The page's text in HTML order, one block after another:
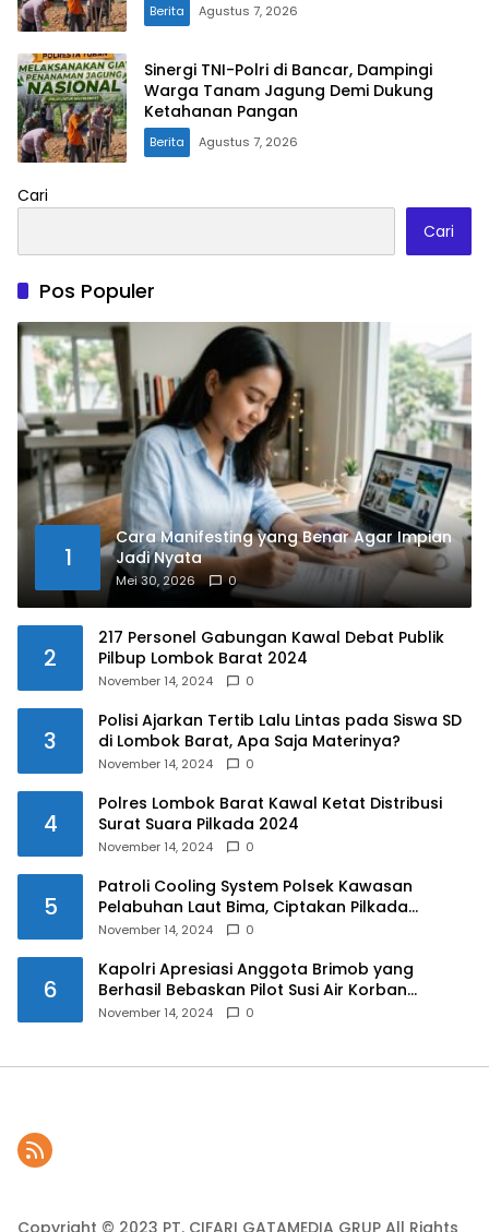
Berita Agustus 7, 2026
Sinergi TNI-Polri di Bancar, Dampingi
Warga Tanam Jagung Demi Dukung
Ketahanan Pangan
Berita Agustus 7, 2026
Cari
Cari
Pos Populer
1
Cara Manifesting yang Benar Agar Impian
Jadi Nyata
Mei 30, 2026 0
2
217 Personel Gabungan Kawal Debat Publik
Pilbup Lombok Barat 2024
November 14, 2024 0
3
Polisi Ajarkan Tertib Lalu Lintas pada Siswa SD
di Lombok Barat, Apa Saja Materinya?
November 14, 2024 0
4
Polres Lombok Barat Kawal Ketat Distribusi
Surat Suara Pilkada 2024
November 14, 2024 0
5
Patroli Cooling System Polsek Kawasan
Pelabuhan Laut Bima, Ciptakan Pilkada
Serentak 2024 yang Aman dan Damai
November 14, 2024 0
6
Kapolri Apresiasi Anggota Brimob yang
Berhasil Bebaskan Pilot Susi Air Korban
Penyanderaan KKB
November 14, 2024 0
Copyright © 2023 PT. CIFARI GATAMEDIA GRUP All Rights